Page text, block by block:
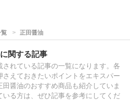
正田醤油
関する記事
れている記事の一覧になります。各
えておきたいポイントをエキスパー
田醤油のおすすめ商品も紹介していま
る方は、ぜひ記事を参考にしてくだ